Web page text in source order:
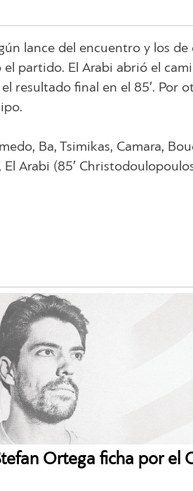
lance del encuentro y los de
partido. El Arabi abrió el
resultado final en el 85′. Por
Ba, Tsimikas, Camara,
El Arabi (85′
Ortega ficha por el